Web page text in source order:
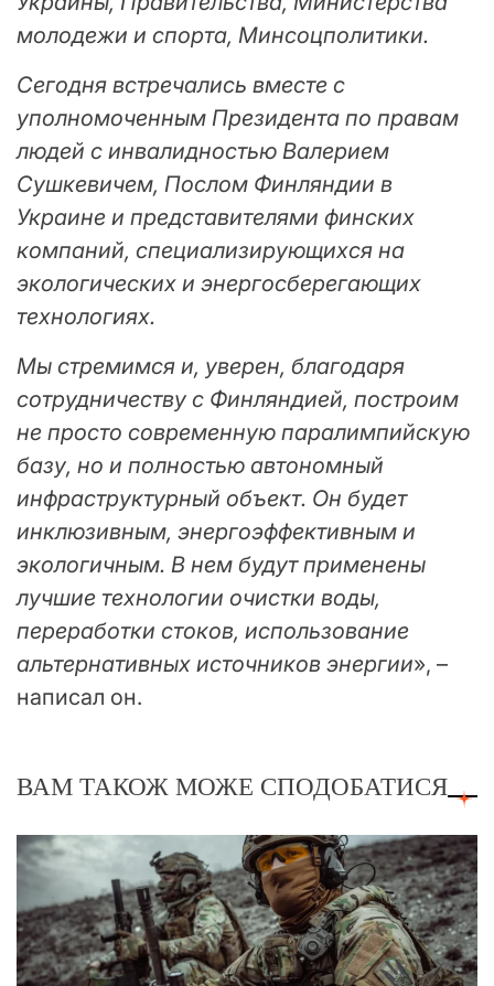
молодежи и спорта, Минсоцполитики.
Сегодня встречались вместе с
уполномоченным Президента по правам
людей с инвалидностью Валерием
Сушкевичем, Послом Финляндии в
Украине и представителями финских
компаний, специализирующихся на
экологических и энергосберегающих
технологиях.
Мы стремимся и, уверен, благодаря
сотрудничеству с Финляндией, построим
не просто современную паралимпийскую
базу, но и полностью автономный
инфраструктурный объект. Он будет
инклюзивным, энергоэффективным и
экологичным. В нем будут применены
лучшие технологии очистки воды,
переработки стоков, использование
альтернативных источников энергии», –
написал он.
ВАМ ТАКОЖ МОЖЕ СПОДОБАТИСЯ